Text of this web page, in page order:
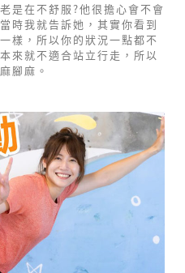
是在不舒服?他很擔心會不會
時我就告訴她，其實你看到
樣，所以你的狀況一點都不
來就不適合站立行走，所以
腳麻。